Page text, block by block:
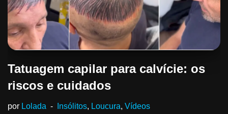
Tatuagem capilar para calvície: os
riscos e cuidados
por Lolada Insólitos, Loucura, Vídeos